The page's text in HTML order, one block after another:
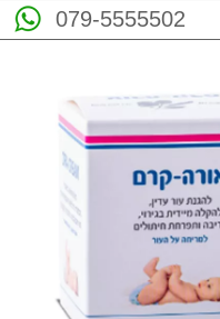
079-5555502